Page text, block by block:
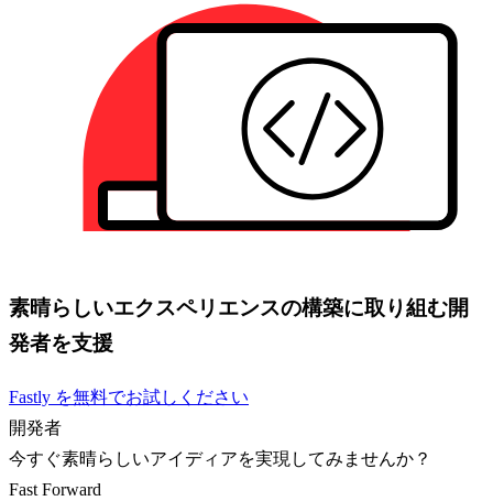
素晴らしいエクスペリエンスの構築に取り組む開
発者を支援
Fastly を無料でお試しください
開発者
今すぐ素晴らしいアイディアを実現してみませんか？
Fast Forward